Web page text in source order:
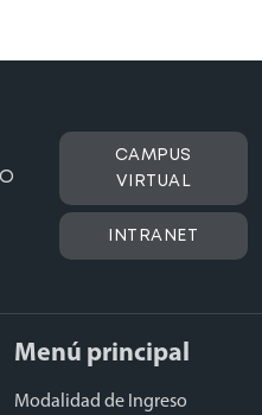
CAMPUS
VIRTUAL
INTRANET
Menú principal
Modalidad de Ingreso